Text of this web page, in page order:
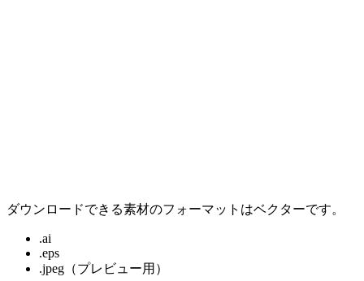
ダウンロードできる素材のフォーマットはベクターです。
.ai
.eps
.jpeg（プレビュー用）